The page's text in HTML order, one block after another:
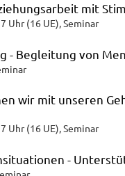
mit
Uhr (16 UE), Seminar
- Begleitung von
wir mit unseren
Uhr (16 UE), Seminar
-